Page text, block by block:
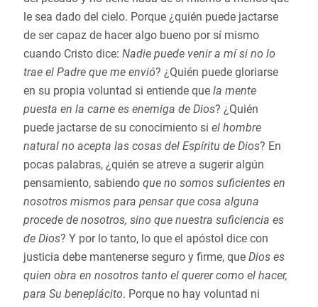
le sea dado del cielo. Porque ¿quién puede jactarse
de ser capaz de hacer algo bueno por sí mismo
cuando Cristo dice: Nadie puede venir a mí si no lo
trae el Padre que me envió? ¿Quién puede gloriarse
en su propia voluntad si entiende que la mente
puesta en la carne es enemiga de Dios? ¿Quién
puede jactarse de su conocimiento si el hombre
natural no acepta las cosas del Espíritu de Dios? En
pocas palabras, ¿quién se atreve a sugerir algún
pensamiento, sabiendo que no somos suficientes en
nosotros mismos para pensar que cosa alguna
procede de nosotros, sino que nuestra suficiencia es
de Dios? Y por lo tanto, lo que el apóstol dice con
justicia debe mantenerse seguro y firme, que Dios es
quien obra en nosotros tanto el querer como el hacer,
para Su beneplácito. Porque no hay voluntad ni